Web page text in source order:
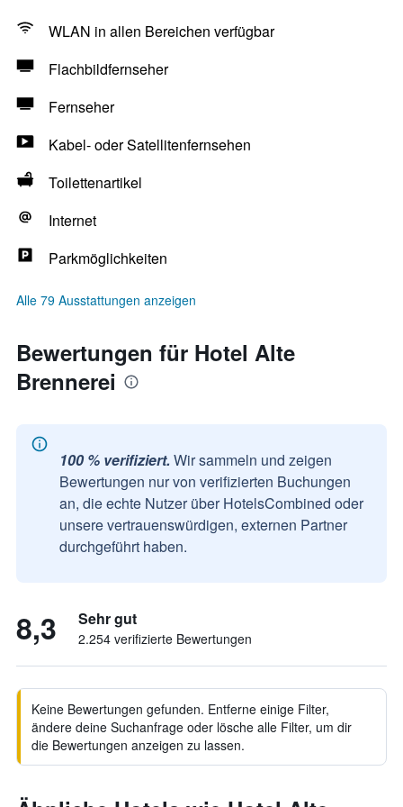
WLAN in allen Bereichen verfügbar
Flachbildfernseher
Fernseher
Kabel- oder Satellitenfernsehen
Toilettenartikel
Internet
Parkmöglichkeiten
Alle 79 Ausstattungen anzeigen
Bewertungen für Hotel Alte
Brennerei
100 % verifiziert. Wir sammeln und zeigen
Bewertungen nur von verifizierten Buchungen
an, die echte Nutzer über HotelsCombined oder
unsere vertrauenswürdigen, externen Partner
durchgeführt haben.
8,3 Sehr gut
2.254 verifizierte Bewertungen
Keine Bewertungen gefunden. Entferne einige Filter,
ändere deine Suchanfrage oder lösche alle Filter, um dir
die Bewertungen anzeigen zu lassen.